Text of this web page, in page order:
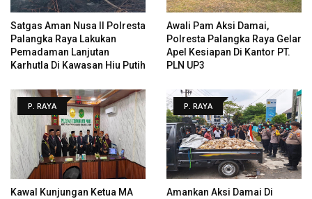
Satgas Aman Nusa II Polresta
Palangka Raya Lakukan
Pemadaman Lanjutan
Karhutla Di Kawasan Hiu Putih
Awali Pam Aksi Damai,
Polresta Palangka Raya Gelar
Apel Kesiapan Di Kantor PT.
PLN UP3
P. RAYA
Kawal Kunjungan Ketua MA
P. RAYA
Amankan Aksi Damai Di